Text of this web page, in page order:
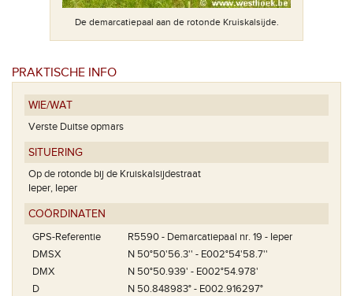
De demarcatiepaal aan de rotonde Kruiskalsijde.
PRAKTISCHE INFO
WIE/WAT
Verste Duitse opmars
SITUERING
Op de rotonde bij de Kruiskalsijdestraat
Ieper, Ieper
COÖRDINATEN
GPS-Referentie
R5590 - Demarcatiepaal nr. 19 - Ieper
DMSX
N 50°50'56.3'' - E002°54'58.7''
DMX
N 50°50.939' - E002°54.978'
D
N 50.848983° - E002.916297°